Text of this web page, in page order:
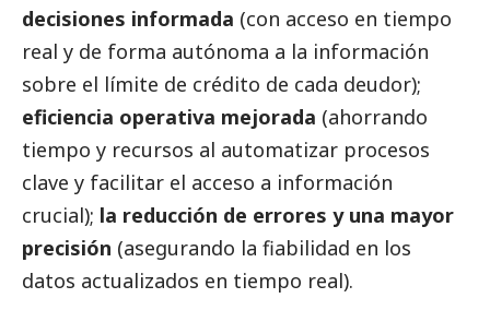
decisiones informada (con acceso en tiempo
real y de forma autónoma a la información
sobre el límite de crédito de cada deudor);
eficiencia operativa mejorada (ahorrando
tiempo y recursos al automatizar procesos
clave y facilitar el acceso a información
crucial); la reducción de errores y una mayor
precisión (asegurando la fiabilidad en los
datos actualizados en tiempo real).